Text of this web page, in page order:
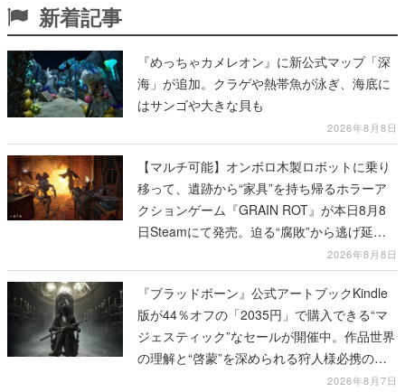
新着記事
『めっちゃカメレオン』に新公式マップ「深
海」が追加。クラゲや熱帯魚が泳ぎ、海底に
はサンゴや大きな貝も
2026年8月8日
【マルチ可能】オンボロ木製ロボットに乗り
移って、遺跡から“家具”を持ち帰るホラーア
クションゲーム『GRAIN ROT』が本日8月8
日Steamにて発売。迫る“腐敗”から逃げ延
2026年8月8日
『ブラッドボーン』公式アートブックKindle
版が44％オフの「2035円」で購入できる“マ
ジェスティック”なセールが開催中。作品世界
の理解と“啓蒙”を深められる狩人様必携の一
2026年8月7日